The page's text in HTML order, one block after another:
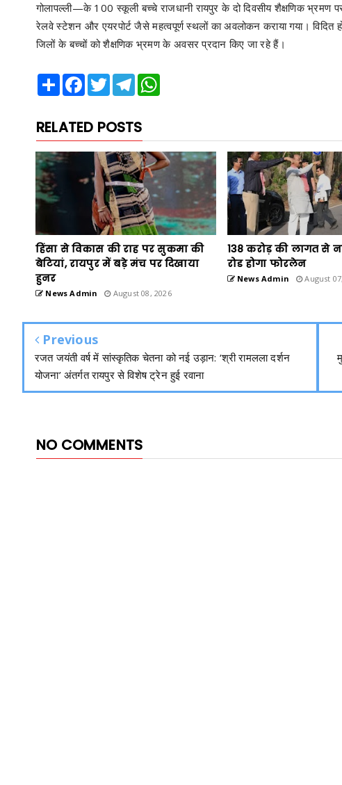
गोलापल्ली—के 100 स्कूली बच्चे राजधानी रायपुर के दो दिवसीय शैक्षणिक
रेलवे स्टेशन और एयरपोर्ट जैसे महत्वपूर्ण स्थलों का अवलोकन कराया गया। विदित
जिलों के बच्चों को शैक्षणिक भ्रमण के अवसर प्रदान किए जा रहे हैं।
Share Facebook
TwitterTelegram
RELATED POSTS
हिंसा से विकास की राह पर सुकमा की
बेटियां, रायपुर में बड़े मंच पर दिखाया
हुनर
News Admin August 08, 2026
138 करोड़ की लागत से
रोड होगा फोरलेन
News Admin August
Previous
रजत जयंती वर्ष में सांस्कृतिक चेतना को नई उड़ान: ‘श्री रामलला दर्शन
योजना’ अंतर्गत रायपुर से विशेष ट्रेन हुई रवाना
NO COMMENTS